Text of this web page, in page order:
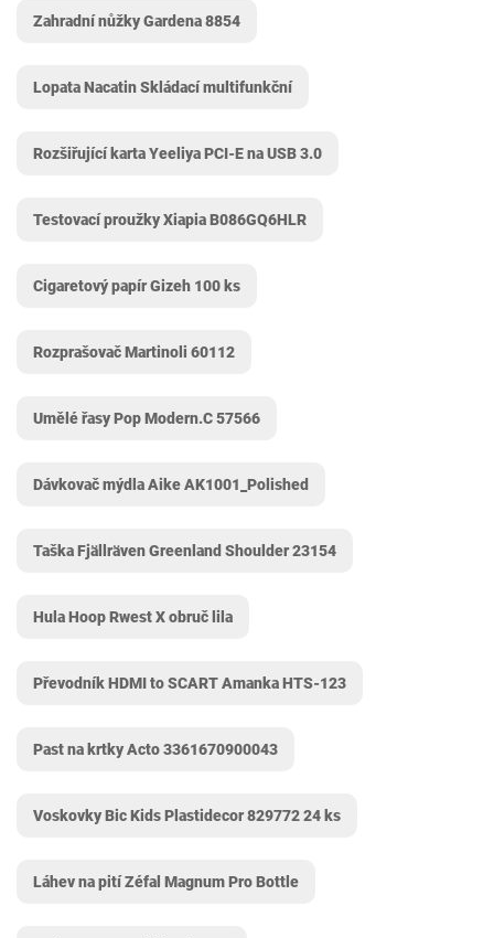
Zahradní nůžky Gardena 8854
Lopata Nacatin Skládací multifunkční
Rozšiřující karta Yeeliya PCI-E na USB 3.0
Testovací proužky Xiapia B086GQ6HLR
Cigaretový papír Gizeh 100 ks
Rozprašovač Martinoli 60112
Umělé řasy Pop Modern.C ‎57566
Dávkovač mýdla Aike ‎AK1001_Polished
Taška Fjällräven Greenland Shoulder 23154
Hula Hoop Rwest X obruč lila
Převodník HDMI to SCART Amanka HTS-123
Past na krtky Acto 3361670900043
Voskovky Bic Kids Plastidecor 829772 24 ks
Láhev na pití Zéfal Magnum Pro Bottle